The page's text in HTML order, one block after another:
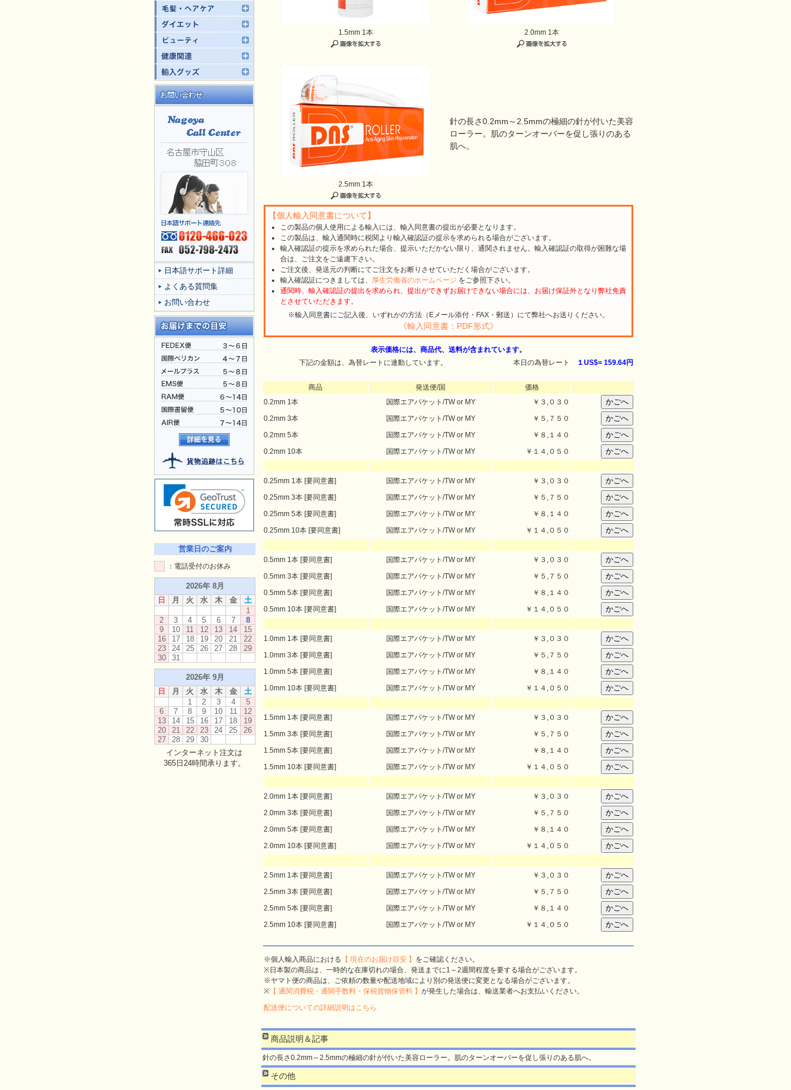
日本語サポート詳細
よくある質問集
お問い合わせ
営業日のご案内
：電話受付のお休み
2026年 8月
日
月 火 水 木 金
土
1
2
3 4 5 6 7
8
9
10 11 12 13 14
15
16
17 18 19 20 21
22
23
24 25 26 27 28
29
30
31
2026年 9月
日
月 火 水 木 金
土
1
2 3 4
5
6
7 8 9 10 11
12
13
14 15 16 17 18
19
20
21 22 23 24 25
26
27
28 29
30
インターネット注文は
365日24時間承ります。
1.5mm 1本 2.0mm 1本
針の長さ0.2mm～2.5mmの極細の針が付いた美容
ローラー。肌のターンオーバーを促し張りのある
肌へ。
2.5mm 1本
【個人輸入同意書について】
この製品の個人使用による輸入には、輸入同意書の提出が必要となります。
この製品は、輸入通関時に税関より輸入確認証の提示を求められる場合がございます。
輸入確認証の提示を求められた場合、提示いただかない限り、通関されません。輸入確認証の取得が困難な場
合は、ご注文をご遠慮下さい。
ご注文後、発送元の判断にてご注文をお断りさせていただく場合がございます。
輸入確認証につきましては、 厚生労働省のホームページ をご参照下さい。
通関時、輸入確認証の提出を求められ、提出ができずお届けできない場合には、お届け保証外となり弊社免責
とさせていただきます。
※輸入同意書にご記入後、いずれかの方法（Eメール添付・FAX・郵送）にて弊社へお送りください。
《輸入同意書：PDF形式》
表示価格には、商品代、送料が含まれています。
下記の金額は、為替レートに連動しています。
本日の為替レート １US$= 159.64円
商品 発送便/国
価格
0.2mm 1本
国際エアパケット/TW or MY ￥ ３,０３０
0.2mm 3本
国際エアパケット/TW or MY ￥ ５,７５０
0.2mm 5本
国際エアパケット/TW or MY ￥ ８,１４０
0.2mm 10本
国際エアパケット/TW or MY ￥ １４,０５０
0.25mm 1本 [要同意書] 国際エアパケット/TW or MY ￥ ３,０３０
0.25mm 3本 [要同意書]
国際エアパケット/TW or MY ￥ ５,７５０
0.25mm 5本 [要同意書]
国際エアパケット/TW or MY ￥ ８,１４０
0.25mm 10本 [要同意書]
国際エアパケット/TW or MY ￥ １４,０５０
0.5mm 1本 [要同意書] 国際エアパケット/TW or MY ￥ ３,０３０
0.5mm 3本 [要同意書]
国際エアパケット/TW or MY ￥ ５,７５０
0.5mm 5本 [要同意書]
国際エアパケット/TW or MY ￥ ８,１４０
0.5mm 10本 [要同意書]
国際エアパケット/TW or MY ￥ １４,０５０
1.0mm 1本 [要同意書] 国際エアパケット/TW or MY ￥ ３,０３０
1.0mm 3本 [要同意書]
国際エアパケット/TW or MY ￥ ５,７５０
1.0mm 5本 [要同意書]
国際エアパケット/TW or MY ￥ ８,１４０
1.0mm 10本 [要同意書]
国際エアパケット/TW or MY ￥ １４,０５０
1.5mm 1本 [要同意書] 国際エアパケット/TW or MY ￥ ３,０３０
1.5mm 3本 [要同意書]
国際エアパケット/TW or MY ￥ ５,７５０
1.5mm 5本 [要同意書]
国際エアパケット/TW or MY ￥ ８,１４０
1.5mm 10本 [要同意書]
国際エアパケット/TW or MY ￥ １４,０５０
2.0mm 1本 [要同意書] 国際エアパケット/TW or MY ￥ ３,０３０
2.0mm 3本 [要同意書]
国際エアパケット/TW or MY ￥ ５,７５０
2.0mm 5本 [要同意書]
国際エアパケット/TW or MY ￥ ８,１４０
2.0mm 10本 [要同意書]
国際エアパケット/TW or MY ￥ １４,０５０
2.5mm 1本 [要同意書] 国際エアパケット/TW or MY ￥ ３,０３０
2.5mm 3本 [要同意書]
国際エアパケット/TW or MY ￥ ５,７５０
2.5mm 5本 [要同意書]
国際エアパケット/TW or MY ￥ ８,１４０
2.5mm 10本 [要同意書]
国際エアパケット/TW or MY ￥ １４,０５０
※個人輸入商品における 【 現在のお届け目安 】 をご確認ください。
※日本製の商品は、一時的な在庫切れの場合、発送までに1～2週間程度を要する場合がございます。
※ヤマト便の商品は、ご依頼の数量や配送地域により別の発送便に変更となる場合がございます。
※ 【 通関消費税・通関手数料・保税貨物保管料 】 が発生した場合は、輸送業者へお支払いください。
配送便についての詳細説明はこちら
商品説明＆記事
針の長さ0.2mm～2.5mmの極細の針が付いた美容ローラー。肌のターンオーバーを促し張りのある肌へ。
その他